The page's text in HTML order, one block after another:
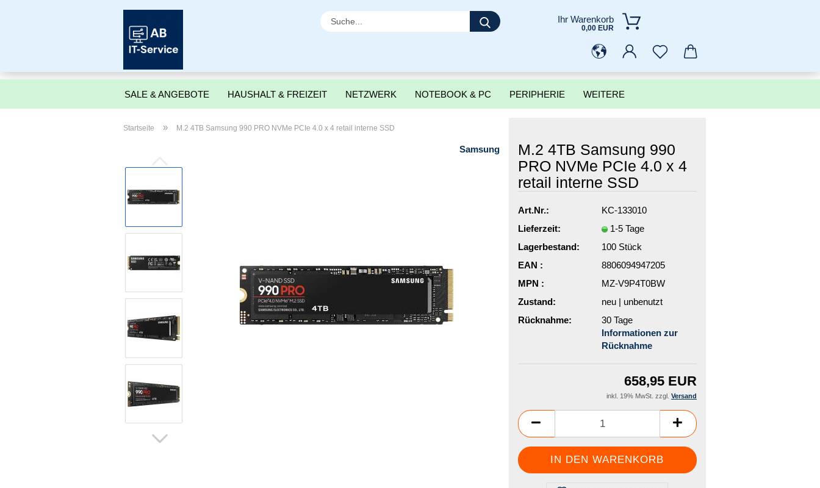
Suche... Ihr Warenkorb
0,00 EUR
SALE & ANGEBOTE HAUSHALT & FREIZEIT NETZWERK NOTEBOOK & PC PERIPHERIE WEITERE
Startseite » M.2 4TB Samsung 990 PRO NVMe PCIe 4.0 x 4 retail interne SSD
Samsung
M.2 4TB Samsung 990
PRO NVMe PCIe 4.0 x 4
retail interne SSD
Art.Nr.:
KC-133010
Lieferzeit:
1-5 Tage
Lagerbestand:
100 Stück
EAN :
8806094947205
MPN :
MZ-V9P4T0BW
Zustand:
neu | unbenutzt
Rücknahme:
30 Tage
Informationen zur
Rücknahme
658,95 EUR
inkl. 19% MwSt. zzgl. Versand